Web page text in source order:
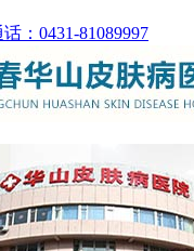
：0431-81089997